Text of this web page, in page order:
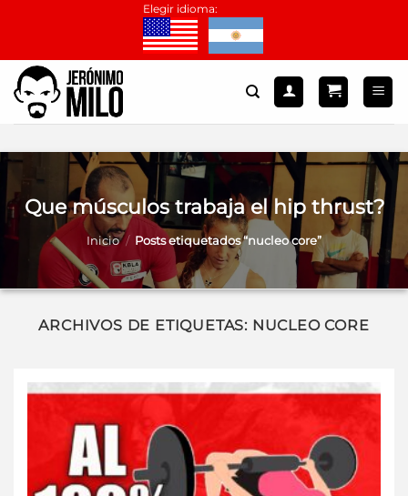
contenido
Elegir idioma:
Que músculos trabaja el hip thrust?
Inicio / Posts etiquetados “nucleo core”
ARCHIVOS DE ETIQUETAS: NUCLEO CORE